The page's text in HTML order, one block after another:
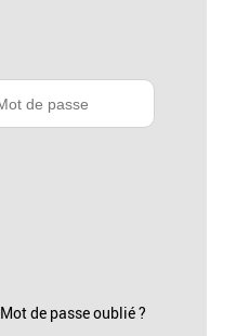
Mot de passe oublié ?